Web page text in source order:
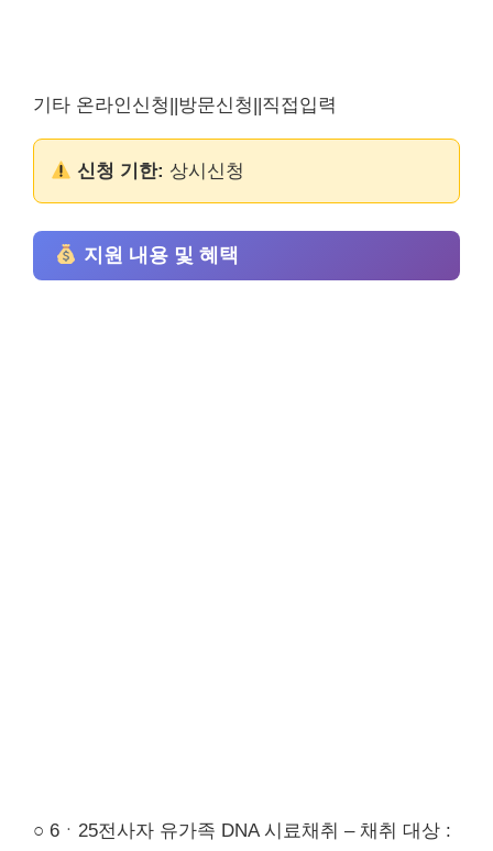
기타 온라인신청||방문신청||직접입력
신청 기한: 상시신청
지원 내용 및 혜택
○ 6ㆍ25전사자 유가족 DNA 시료채취 – 채취 대상 :